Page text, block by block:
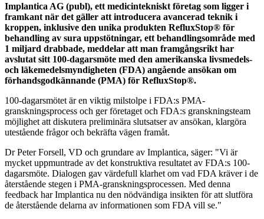
Implantica AG (publ), ett medicintekniskt företag som ligger i
framkant när det gäller att introducera avancerad teknik i
kroppen, inklusive den unika produkten RefluxStop® för
behandling av sura uppstötningar, ett behandlingsområde med
1 miljard drabbade, meddelar att man framgångsrikt har
avslutat sitt 100-dagarsmöte med den amerikanska livsmedels-
och läkemedelsmyndigheten (FDA) angående ansökan om
förhandsgodkännande (PMA) för RefluxStop®.
100-dagarsmötet är en viktig milstolpe i FDA:s PMA-
granskningsprocess och ger företaget och FDA:s granskningsteam
möjlighet att diskutera preliminära slutsatser av ansökan, klargöra
utestående frågor och bekräfta vägen framåt.
Dr Peter Forsell, VD och grundare av Implantica, säger: "Vi är
mycket uppmuntrade av det konstruktiva resultatet av FDA:s 100-
dagarsmöte. Dialogen gav värdefull klarhet om vad FDA kräver i de
återstående stegen i PMA-granskningsprocessen. Med denna
feedback har Implantica nu den nödvändiga insikten för att slutföra
de återstående delarna av informationen som FDA vill se."